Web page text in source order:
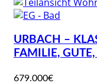
URBACH –
FAMILIE,
679.000€